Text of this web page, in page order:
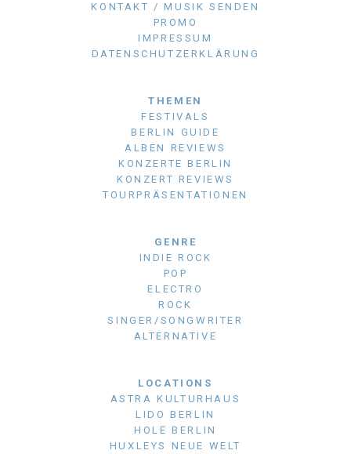
KONTAKT / MUSIK SENDEN
PROMO
IMPRESSUM
DATENSCHUTZERKLÄRUNG
THEMEN
FESTIVALS
BERLIN GUIDE
ALBEN REVIEWS
KONZERTE BERLIN
KONZERT REVIEWS
TOURPRÄSENTATIONEN
GENRE
INDIE ROCK
POP
ELECTRO
ROCK
SINGER/SONGWRITER
ALTERNATIVE
LOCATIONS
ASTRA KULTURHAUS
LIDO BERLIN
HOLE BERLIN
HUXLEYS NEUE WELT